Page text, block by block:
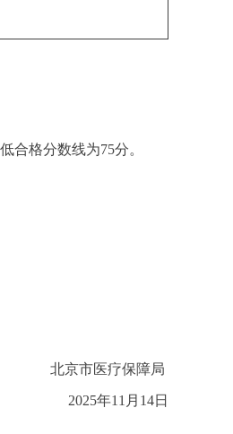
合格分数线为75分。
北京市医疗保障局
2025年11月14日